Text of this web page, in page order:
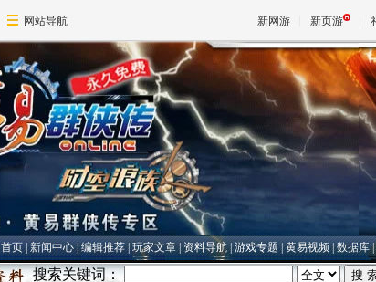
网站导航 新网游 新页游
首页|新闻中心|编辑推荐|玩家文章|资料导航|游戏专题|黄易视频|数据库|